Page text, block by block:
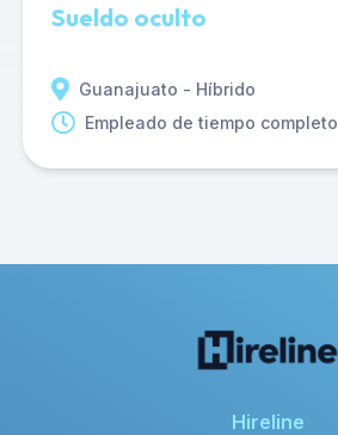
Sueldo oculto
Guanajuato - Híbrido
Empleado de tiempo completo
Hireline